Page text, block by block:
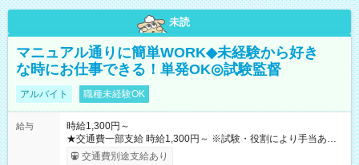
未読
マニュアル通りに簡単WORK◆未経験から好き
な時にお仕事できる！単発OK◎試験監督
アルバイト 職種未経験OK
給与
時給1,300円～
★交通費一部支給 時給1,300円～ ※試験・役割により手当あり
※勤務回数により昇給あり 【即給（前払い）オプションあ
交通費別途支給あり